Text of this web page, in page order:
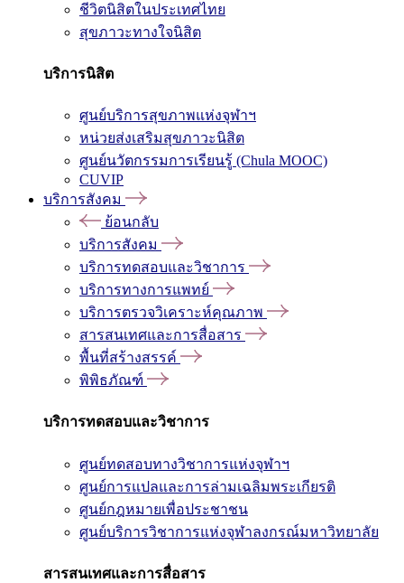
ชีวิตนิสิตในประเทศไทย
สุขภาวะทางใจนิสิต
บริการนิสิต
ศูนย์บริการสุขภาพแห่งจุฬาฯ
หน่วยส่งเสริมสุขภาวะนิสิต
ศูนย์นวัตกรรมการเรียนรู้ (Chula MOOC)
CUVIP
บริการสังคม
ย้อนกลับ
บริการสังคม
บริการทดสอบและวิชาการ
บริการทางการแพทย์
บริการตรวจวิเคราะห์คุณภาพ
สารสนเทศและการสื่อสาร
พื้นที่สร้างสรรค์
พิพิธภัณฑ์
บริการทดสอบและวิชาการ
ศูนย์ทดสอบทางวิชาการแห่งจุฬาฯ
ศูนย์การแปลและการล่ามเฉลิมพระเกียรติ
ศูนย์กฎหมายเพื่อประชาชน
ศูนย์บริการวิชาการแห่งจุฬาลงกรณ์มหาวิทยาลัย
สารสนเทศและการสื่อสาร